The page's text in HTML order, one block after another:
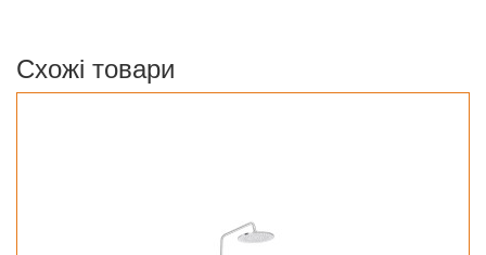
Схожі товари